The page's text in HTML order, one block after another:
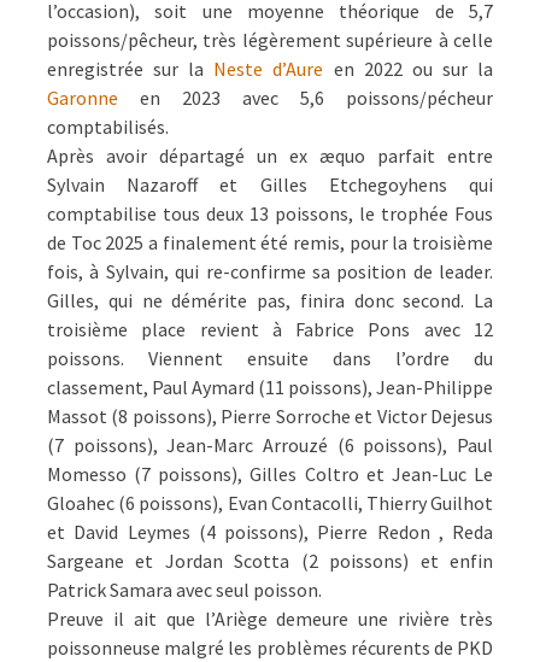
l’occasion), soit une moyenne théorique de 5,7
poissons/pêcheur, très légèrement supérieure à celle
enregistrée sur la Neste d’Aure en 2022 ou sur la
Garonne en 2023 avec 5,6 poissons/pécheur
comptabilisés.
Après avoir départagé un ex æquo parfait entre
Sylvain Nazaroff et Gilles Etchegoyhens qui
comptabilise tous deux 13 poissons, le trophée Fous
de Toc 2025 a finalement été remis, pour la troisième
fois, à Sylvain, qui re-confirme sa position de leader.
Gilles, qui ne démérite pas, finira donc second. La
troisième place revient à Fabrice Pons avec 12
poissons. Viennent ensuite dans l’ordre du
classement, Paul Aymard (11 poissons), Jean-Philippe
Massot (8 poissons), Pierre Sorroche et Victor Dejesus
(7 poissons), Jean-Marc Arrouzé (6 poissons), Paul
Momesso (7 poissons), Gilles Coltro et Jean-Luc Le
Gloahec (6 poissons), Evan Contacolli, Thierry Guilhot
et David Leymes (4 poissons), Pierre Redon , Reda
Sargeane et Jordan Scotta (2 poissons) et enfin
Patrick Samara avec seul poisson.
Preuve il ait que l’Ariège demeure une rivière très
poissonneuse malgré les problèmes récurents de PKD